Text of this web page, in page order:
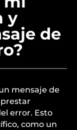
y
de
mensaje de
error. Esto
como un